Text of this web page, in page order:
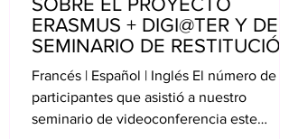
ERASMUS + DIGI@TER Y DEL
SEMINARIO DE RESTITUCIÓN
Y ESTUDIO
Francés | Español | Inglés El número de
participantes que asistió a nuestro
seminario de videoconferencia este